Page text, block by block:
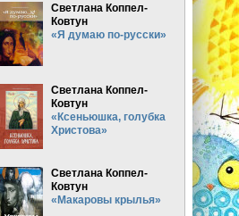
Светлана Коппел-
Ковтун
«Я думаю по-русски»
Светлана Коппел-
Ковтун
«Ксеньюшка, голубка
Христова»
Светлана Коппел-
Ковтун
«Макаровы крылья»